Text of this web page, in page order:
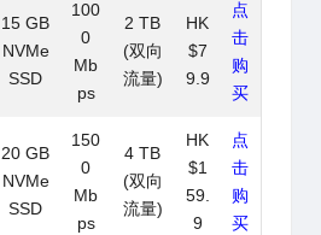
15 GB
NVMe
SSD
100
0
Mb
ps
2 TB
(双向
流量)
HK
$7
9.9
点
击
购
买
20 GB
NVMe
SSD
150
0
Mb
ps
4 TB
(双向
流量)
HK
$1
59.
9
点
击
购
买